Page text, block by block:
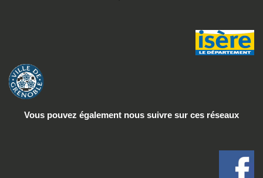
Vous pouvez également nous suivre sur ces réseaux